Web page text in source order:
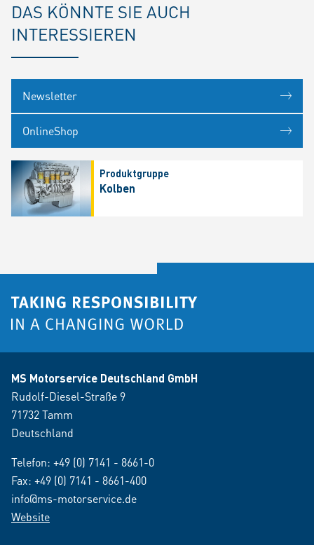
DAS KÖNNTE SIE AUCH
INTERESSIEREN
Newsletter
OnlineShop
Produktgruppe
Kolben
MS Motorservice Deutschland GmbH
Rudolf-Diesel-Straße 9
71732 Tamm
Deutschland
Telefon: +49 (0) 7141 - 8661-0
Fax: +49 (0) 7141 - 8661-400
info@ms-motorservice.de
Website